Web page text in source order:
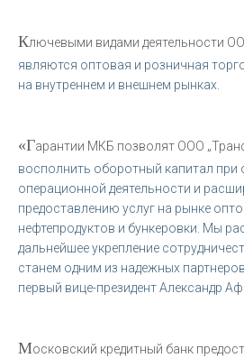
Ключевыми видами деятельности
являются оптовая и розничная
на внутреннем и внешнем рынках.
«Гарантии МКБ позволят ООО
восполнить оборотный капитал при
операционной деятельности и
предоставлению услуг на рынке
нефтепродуктов и бункеровки. Мы
дальнейшее укрепление
станем одним из надежных
первый вице-президент Александр
Московский кредитный банк